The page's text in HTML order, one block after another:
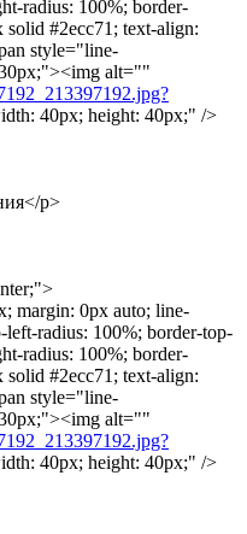
radius: 100%; border-
#2ecc71; text-align:
style="line-
alt=""
40px; height: 40px;" />
p>
margin: 0px auto; line-
radius: 100%; border-top-
radius: 100%; border-
#2ecc71; text-align:
style="line-
alt=""
40px; height: 40px;" />